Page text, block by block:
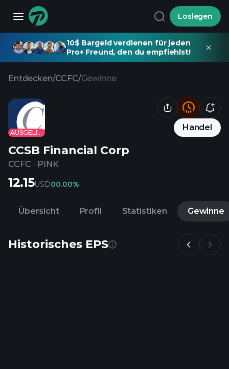
Loslegen
10$ Bargeld verdienen für jeden
Pro+ Freund, den du empfiehlst!
Entdecken/CCFC/Gewinne
AUSGELISTET
Handel
CCSB Financial Corp
CCFC · PINK
12.15USD00.00%
Übersicht Profil Statistiken Gewinne
Historisches EPS